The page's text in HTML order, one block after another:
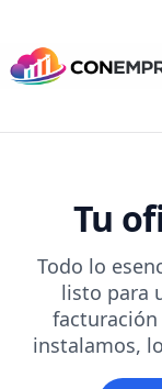
Tu
Todo lo
listo para
instalamos,